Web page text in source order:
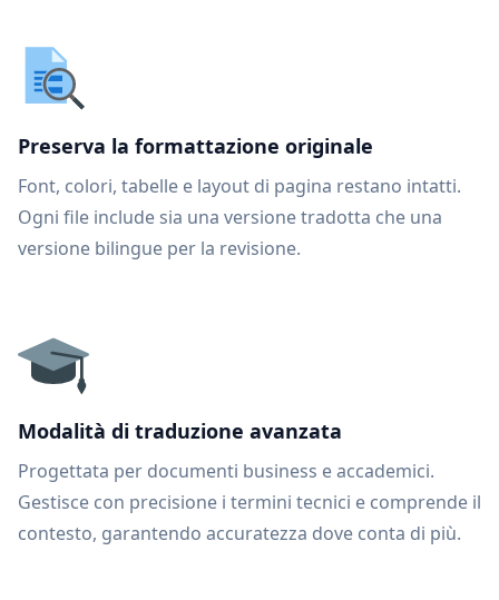
Preserva la formattazione originale
Font, colori, tabelle e layout di pagina restano intatti.
Ogni file include sia una versione tradotta che una
versione bilingue per la revisione.
Modalità di traduzione avanzata
Progettata per documenti business e accademici.
Gestisce con precisione i termini tecnici e comprende il
contesto, garantendo accuratezza dove conta di più.